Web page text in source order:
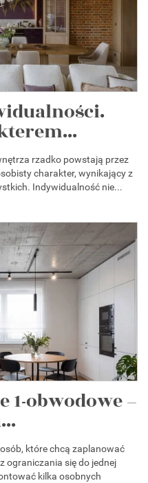
rzadko powstają przez
charakter, wynikający z
Indywidualność nie...
1-obwodowe –
które chcą zaplanować
ograniczania się do jednej
kilka osobnych